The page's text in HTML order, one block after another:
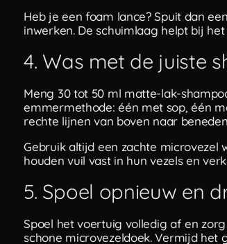
Heb je een foam lance? Spuit dan
inwerken. De schuimlaag helpt bij
4. Was met de juiste
Meng 30 tot 50 ml matte-lak-
emmermethode: één met sop, één
rechte lijnen van boven naar
Gebruik altijd een zachte microvezel
houden vuil vast in hun vezels en
5. Spoel opnieuw en
Spoel het voertuig volledig af en
schone microvezeldoek. Vermijd het